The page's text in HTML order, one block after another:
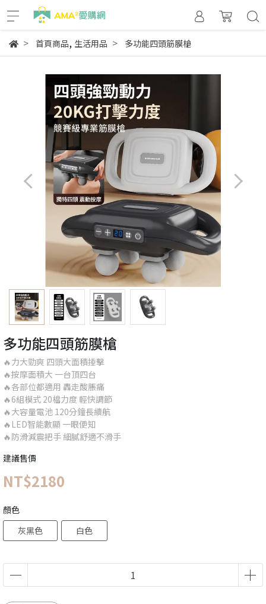
首頁商品, 生活用品 多功能四頭筋膜槍
多功能四頭筋膜槍
🔥力大勁爽 四頭大面積捶擊
🔥按摩面積大 一台頂四台
🔥各部位都適用 轟走酸脹痛
🔥6組模式 20檔力度 輕快調節
🔥大容量電池 120分鐘長續航
🔥LED智能數顯 一眼便知
🔥防滑減震把手 細膩舒適不滑手
建議售價
NT$2180
顏色
灰黑色
白色